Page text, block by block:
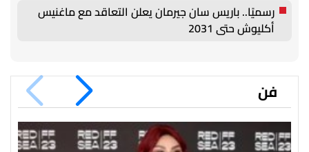
رسميًا.. باريس سان جيرمان يعلن التعاقد مع ماغنيس
أكليوش حتى 2031
فن